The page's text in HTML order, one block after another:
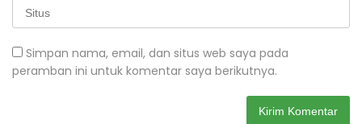
Simpan nama, email, dan situs web saya pada
peramban ini untuk komentar saya berikutnya.